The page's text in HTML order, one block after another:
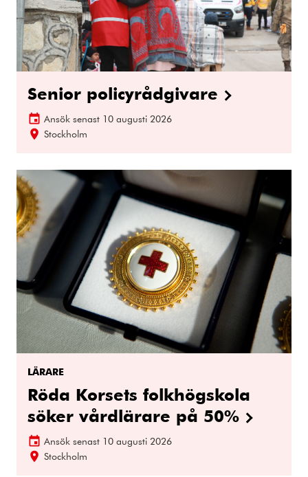
Senior policyrådgivare
Ansök senast 10 augusti 2026
Stockholm
LÄRARE
Röda Korsets folkhögskola
söker vårdlärare på 50%
Ansök senast 10 augusti 2026
Stockholm